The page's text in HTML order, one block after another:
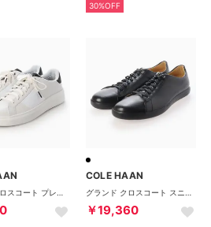
30%OFF
COLE HAAN
￥19,360